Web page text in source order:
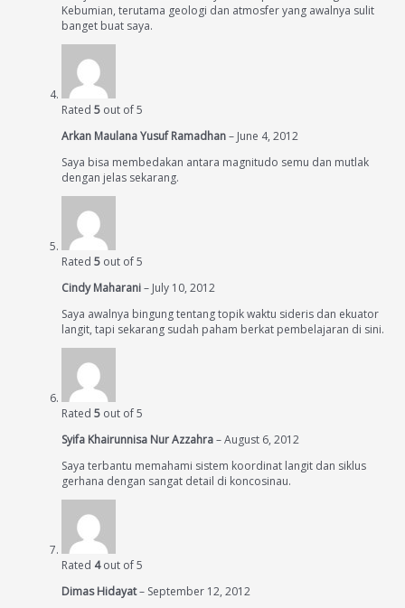
Kebumian, terutama geologi dan atmosfer yang awalnya sulit
banget buat saya.
Rated 5 out of 5
Arkan Maulana Yusuf Ramadhan– June 4, 2012
Saya bisa membedakan antara magnitudo semu dan mutlak
dengan jelas sekarang.
Rated 5 out of 5
Cindy Maharani– July 10, 2012
Saya awalnya bingung tentang topik waktu sideris dan ekuator
langit, tapi sekarang sudah paham berkat pembelajaran di sini.
Rated 5 out of 5
Syifa Khairunnisa Nur Azzahra–August 6, 2012
Saya terbantu memahami sistem koordinat langit dan siklus
gerhana dengan sangat detail di koncosinau.
Rated 4out of 5
Dimas Hidayat– September 12, 2012